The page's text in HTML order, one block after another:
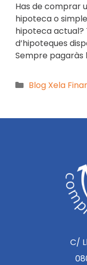
Has de comprar
hipoteca o
hipoteca actual?
d’hipoteques
Sempre pagaràs
Blog Xela
C/